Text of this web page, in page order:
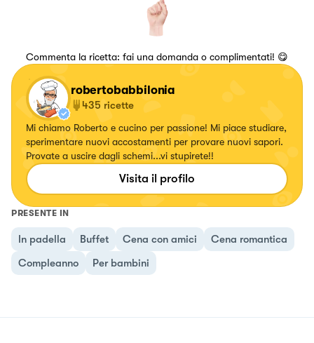
Commenta la ricetta: fai una domanda o complimentati! 😋
robertobabbilonia
435 ricette
Mi chiamo Roberto e cucino per passione! Mi piace studiare,
sperimentare nuovi accostamenti per provare nuovi sapori.
Provate a uscire dagli schemi...vi stupirete!!
Visita il profilo
PRESENTE IN
In padella Buffet Cena con amici
Cena romantica
Compleanno
Per bambini